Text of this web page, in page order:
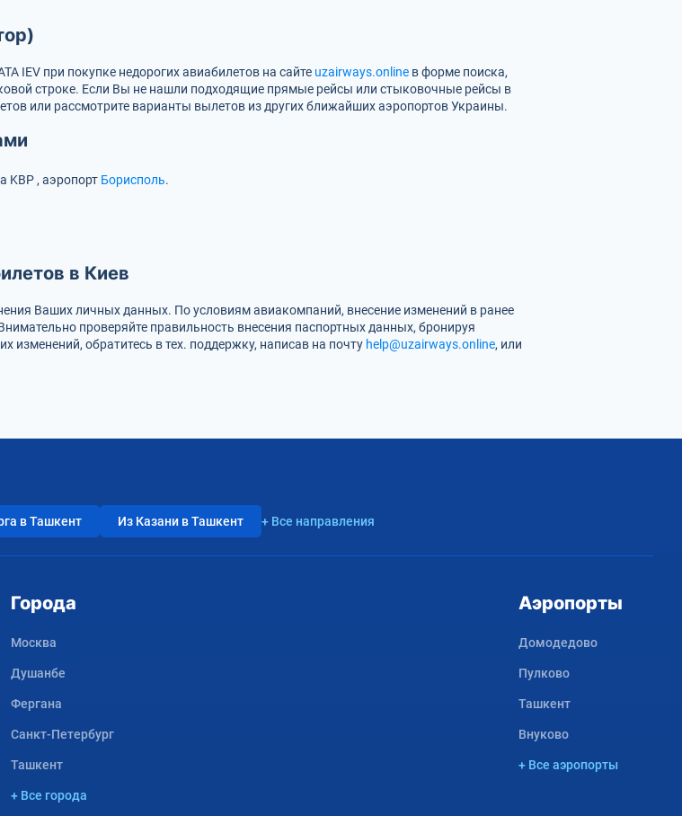
IEV при покупке недорогих авиабилетов на сайте uzairways.online в форме поиска,
строке. Если Вы не нашли подходящие прямые рейсы или стыковочные рейсы в
или рассмотрите варианты вылетов из других ближайших аэропортов Украины.
KBP , аэропорт Борисполь.
в Киев
Ваших личных данных. По условиям авиакомпаний, внесение изменений в ранее
проверяйте правильность внесения паспортных данных, бронируя
изменений, обратитесь в тех. поддержку, написав на почту help@uzairways.online, или
в Ташкент Из Казани в Ташкент + Все направления
Города
Москва
Душанбе
Фергана
Санкт-Петербург
Ташкент
+ Все города
Аэропорты
Домодедово
Пулково
Ташкент
Внуково
+ Все аэропорты